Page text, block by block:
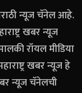
मराठी न्यूज चॅनेल आहे.
खबर न्यूज
रॉयल मीडिया
खबर न्यूज हे
न्यूज चॅनेलची